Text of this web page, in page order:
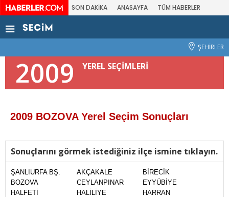
SON DAKİKA ANASAYFA TÜM HABERLER
ŞEHİRLER
2009 YEREL SEÇİMLERİ
2009 BOZOVA Yerel Seçim Sonuçları
Sonuçlarını görmek istediğiniz ilçe ismine tıklayın.
ŞANLIURFA BŞ. AKÇAKALE
BİRECİK
BOZOVA
CEYLANPINAR
EYYÜBİYE
HALFETİ
HALİLİYE
HARRAN